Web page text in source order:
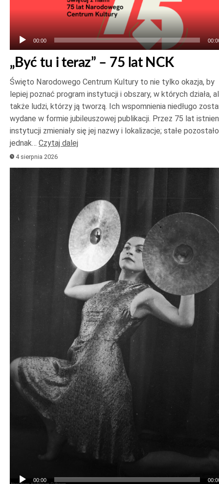
00:00
„Być tu i teraz” – 75 lat NCK
Święto Narodowego Centrum Kultury to nie tylko okazja, by
lepiej poznać program instytucji i obszary, w których działa,
także ludzi, którzy ją tworzą. Ich wspomnienia niedługo
wydane w formie jubileuszowej publikacji. Przez 75 lat
instytucji zmieniały się jej nazwy i lokalizacje; stałe pozostało
jednak… Czytaj dalej
4 sierpnia 2026
00:00